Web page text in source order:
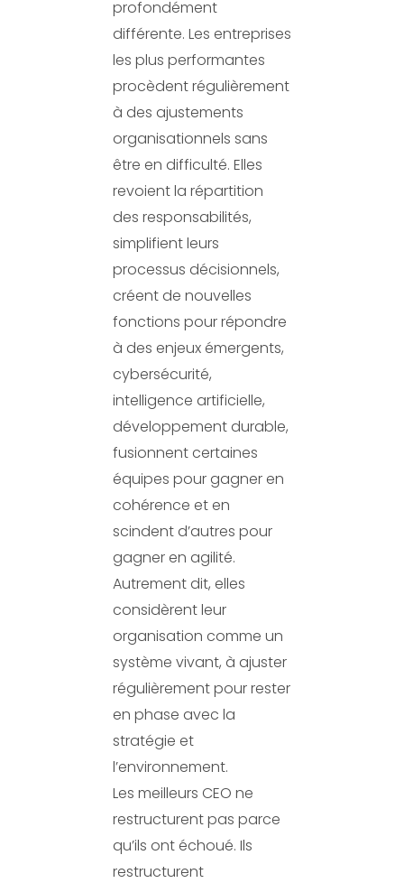
profondément
différente. Les entreprises
les plus performantes
procèdent régulièrement
à des ajustements
organisationnels sans
être en difficulté. Elles
revoient la répartition
des responsabilités,
simplifient leurs
processus décisionnels,
créent de nouvelles
fonctions pour répondre
à des enjeux émergents,
cybersécurité,
intelligence artificielle,
développement durable,
fusionnent certaines
équipes pour gagner en
cohérence et en
scindent d’autres pour
gagner en agilité.
Autrement dit, elles
considèrent leur
organisation comme un
système vivant, à ajuster
régulièrement pour rester
en phase avec la
stratégie et
l’environnement.
Les meilleurs CEO ne
restructurent pas parce
qu’ils ont échoué. Ils
restructurent